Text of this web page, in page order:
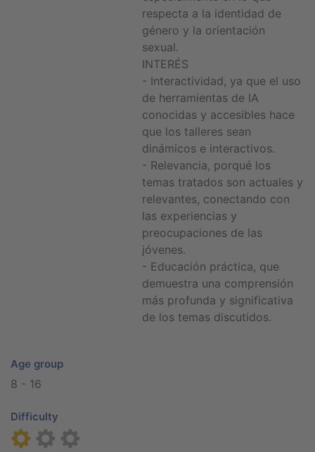
respecta a la identidad de
género y la orientación
sexual.
INTERÉS
- Interactividad, ya que el uso
de herramientas de IA
conocidas y accesibles hace
que los talleres sean
dinámicos e interactivos.
- Relevancia, porqué los
temas tratados son actuales y
relevantes, conectando con
las experiencias y
preocupaciones de las
jóvenes.
- Educación práctica, que
demuestra una comprensión
más profunda y significativa
de los temas discutidos.
Age group
8 - 16
Difficulty